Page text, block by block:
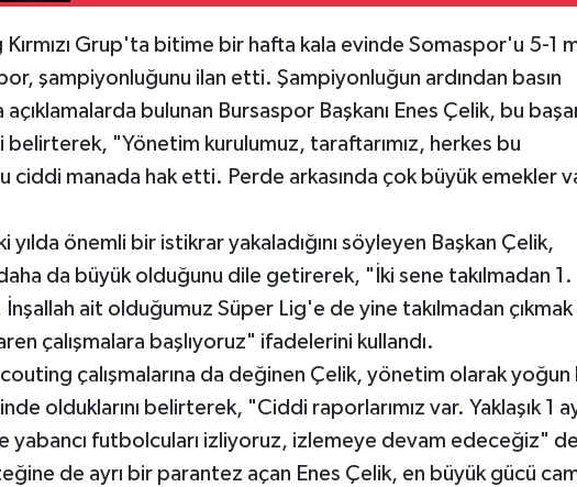
Kırmızı Grup'ta bitime bir hafta kala evinde Somaspor'u 5-1
şampiyonluğunu ilan etti. Şampiyonluğun ardından basın
açıklamalarda bulunan Bursaspor Başkanı Enes Çelik, bu
belirterek, "Yönetim kurulumuz, taraftarımız, herkes bu
ciddi manada hak etti. Perde arkasında çok büyük emekler
yılda önemli bir istikrar yakaladığını söyleyen Başkan Çelik,
da büyük olduğunu dile getirerek, "İki sene takılmadan
ait olduğumuz Süper Lig'e de yine takılmadan çıkmak
çalışmalara başlıyoruz" ifadelerini kullandı.
çalışmalarına da değinen Çelik, yönetim olarak yoğun
olduklarını belirterek, "Ciddi raporlarımız var. Yaklaşık 1
yabancı futbolcuları izliyoruz, izlemeye devam edeceğiz"
de ayrı bir parantez açan Enes Çelik, en büyük gücü